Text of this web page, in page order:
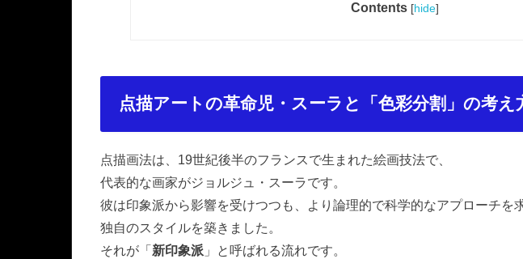
Contents [hide]
点描アートの革命児・スーラと「色彩分割」の考え
点描画法は、19世紀後半のフランスで生まれた絵画技法で、
代表的な画家がジョルジュ・スーラです。
彼は印象派から影響を受けつつも、より論理的で科学的なアプローチを求
独自のスタイルを築きました。
それが「 新印象派 」と呼ばれる流れです。